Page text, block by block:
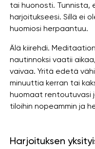
tai huonosti. Tunnista,
harjoitukseesi. Sillä ei
huomiosi herpaantuu.
Älä kiirehdi.
nautinnoksi vaatii
vaivaa. Yritä edetä
minuuttia kerran tai
huomaat rentoutuvasi
tiloihin nopeammin ja
Harjoituksen